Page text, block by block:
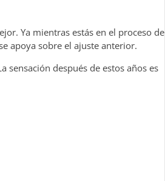
Ya mientras estás en el proceso de
apoya sobre el ajuste anterior.
sensación después de estos años es